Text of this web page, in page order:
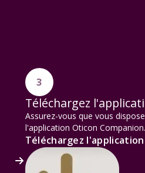
3
Téléchargez
Assurez-vous que vous
l'application Oticon Companion.
Téléchargez